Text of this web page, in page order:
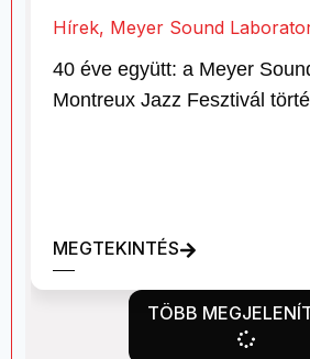
Hírek, Meyer Sound
40 éve együtt: a Meyer
Montreux Jazz Fesztivál
MEGTEKINTÉS
TÖBB